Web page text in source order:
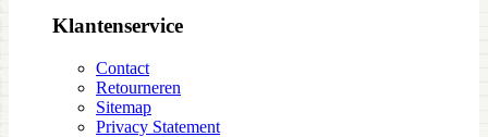
Klantenservice
Contact
Retourneren
Sitemap
Privacy Statement